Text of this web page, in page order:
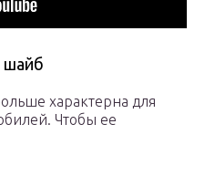
шайб
характерна для
Чтобы ее